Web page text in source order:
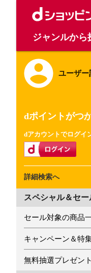
ユーザー
dポイントがつ
dアカウントでログイ
詳細検索へ
スペシャル＆セー
セール対象の商品
キャンペーン＆特
無料抽選プレゼン
ジャンルから